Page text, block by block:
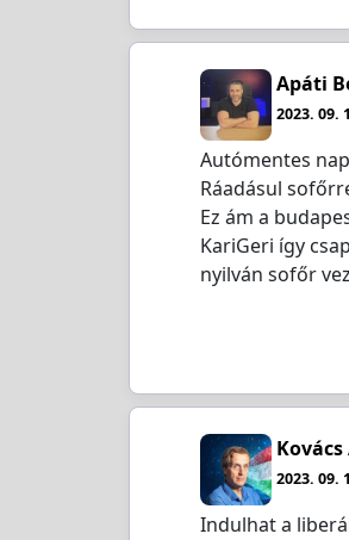
Apáti
2023. 09.
Autómentes
Ráadásul
Ez ám a
KariGeri így
nyilván sofőr
2023. 09.
Indulhat a